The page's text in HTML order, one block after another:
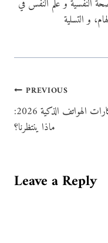
النفسية و علم النفس في
Post
navigation
PREVIOUS
ابتكارات الهواتف الذكية 2026:
ماذا ينتظرنا؟
Leave a Reply